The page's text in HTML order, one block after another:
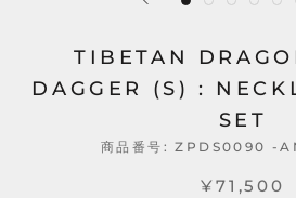
TIBETAN
DAGGER (S) :
SET
商品番号:ZPDS0090 -
¥71,500